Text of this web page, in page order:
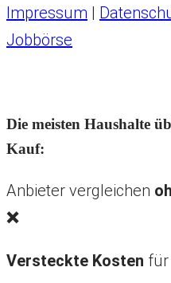
Impressum |
Jobbörse
Die meisten Haushalte
Kauf:
Anbieter vergleichen
❌
Versteckte Kosten für